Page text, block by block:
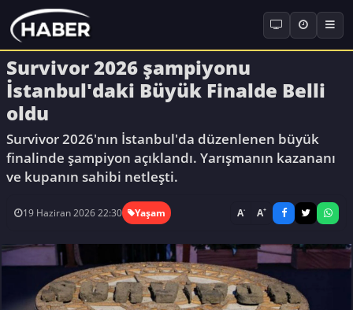
Survivor 2026 şampiyonu
İstanbul'daki Büyük Finalde Belli
oldu
Survivor 2026'nın İstanbul'da düzenlenen büyük
finalinde şampiyon açıklandı. Yarışmanın kazananı
ve kupanın sahibi netleşti.
19 Haziran 2026 22:30 Yaşam A- A+